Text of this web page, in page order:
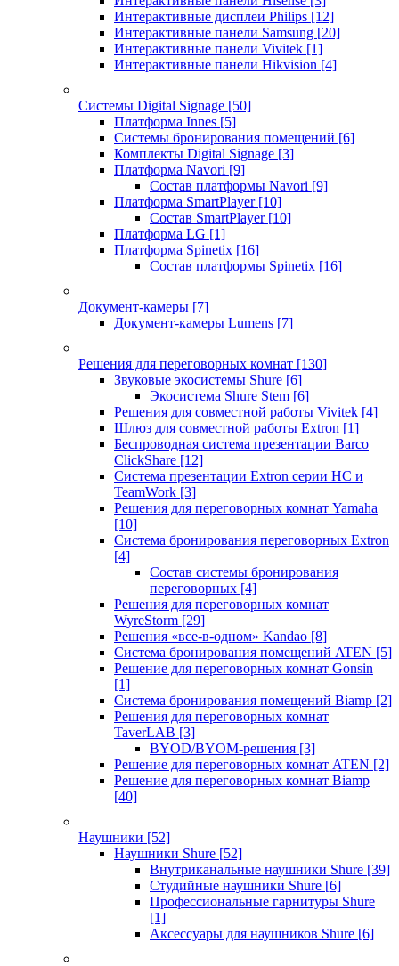
Интерактивные дисплеи Philips [12]
Интерактивные панели Samsung [20]
Интерактивные панели Vivitek [1]
Интерактивные панели Hikvision [4]
Системы Digital Signage [50]
Платформа Innes [5]
Системы бронирования помещений [6]
Комплекты Digital Signage [3]
Платформа Navori [9]
Состав платформы Navori [9]
Платформа SmartPlayer [10]
Состав SmartPlayer [10]
Платформа LG [1]
Платформа Spinetix [16]
Состав платформы Spinetix [16]
Документ-камеры [7]
Документ-камеры Lumens [7]
Решения для переговорных комнат [130]
Звуковые экосистемы Shure [6]
Экосистема Shure Stem [6]
Решения для совместной работы Vivitek [4]
Шлюз для совместной работы Extron [1]
Беспроводная система презентации Barco
ClickShare [12]
Система презентации Extron серии HC и
TeamWork [3]
Решения для переговорных комнат Yamaha
[10]
Система бронирования переговорных Extron
[4]
Состав системы бронирования
переговорных [4]
Решения для переговорных комнат
WyreStorm [29]
Решения «все-в-одном» Kandao [8]
Система бронирования помещений ATEN [5]
Решение для переговорных комнат Gonsin
[1]
Система бронирования помещений Biamp [2]
Решения для переговорных комнат
TaverLAB [3]
BYOD/BYOM-решения [3]
Решение для переговорных комнат ATEN [2]
Решение для переговорных комнат Biamp
[40]
Наушники [52]
Наушники Shure [52]
Внутриканальные наушники Shure [39]
Студийные наушники Shure [6]
Профессиональные гарнитуры Shure
[1]
Аксессуары для наушников Shure [6]